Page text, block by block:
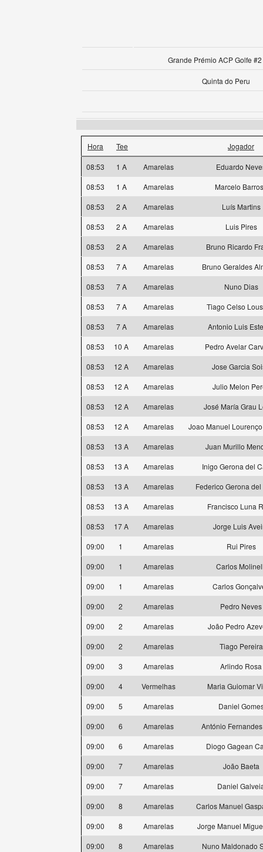
Grande Prémio ACP Golfe
Quinta do Peru
Hora Tee Jogador
08:53 1 A Amarelas
Eduardo
08:53
1 A Amarelas
Marcelo
08:53
2 A Amarelas
Luís Martins
08:53
2 A Amarelas
Luis Pires
08:53
2 A Amarelas
Bruno Ricardo
08:53
7 A Amarelas
Bruno Geraldes
08:53
7 A Amarelas
Nuno Dias
08:53
7 A Amarelas
Tiago Celso
08:53
7 A Amarelas
Antonio Luis
08:53
10 A Amarelas
Pedro Avelar
08:53
12 A Amarelas
Jose Garcia
08:53
12 A Amarelas
Julio Melon
08:53
12 A Amarelas
José María Grau
08:53
12 A Amarelas
Joao Manuel
08:53
13 A Amarelas
Juan Murillo
08:53
13 A Amarelas
Inigo Gerona del
08:53
13 A Amarelas
Federico Gerona
08:53
13 A Amarelas
Francisco Luna
08:53
17 A Amarelas
Jorge Luis
09:00
1 Amarelas
Rui Pires
09:00
1 Amarelas
Carlos
09:00
1 Amarelas
Carlos
09:00
2 Amarelas
Pedro Neves
09:00
2 Amarelas
João Pedro
09:00
2 Amarelas
Tiago Pereira
09:00
3 Amarelas
Arlindo Rosa
09:00
4 Vermelhas
Maria Guiomar
09:00
5 Amarelas
Daniel
09:00
6 Amarelas
António
09:00
6 Amarelas
Diogo Gagean
09:00
7 Amarelas
João Baeta
09:00
7 Amarelas
Daniel
09:00
8 Amarelas
Carlos Manuel
09:00
8 Amarelas
Jorge Manuel
09:00
8 Amarelas
Nuno Maldonado